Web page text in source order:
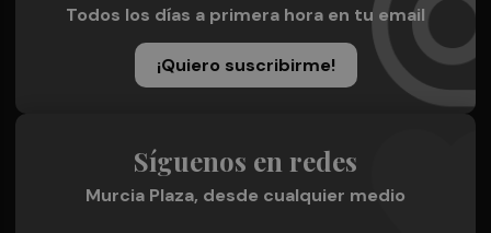
Todos los días a primera hora en tu email
¡Quiero suscribirme!
Síguenos en redes
Murcia Plaza, desde cualquier medio